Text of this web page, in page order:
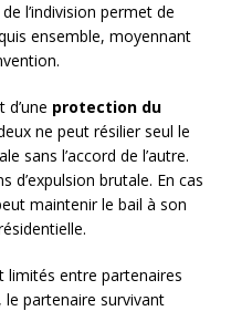
l’indivision permet de
ensemble, moyennant
protection du
ne peut résilier seul le
sans l’accord de l’autre.
brutale. En cas
maintenir le bail à son
limités entre partenaires
partenaire survivant